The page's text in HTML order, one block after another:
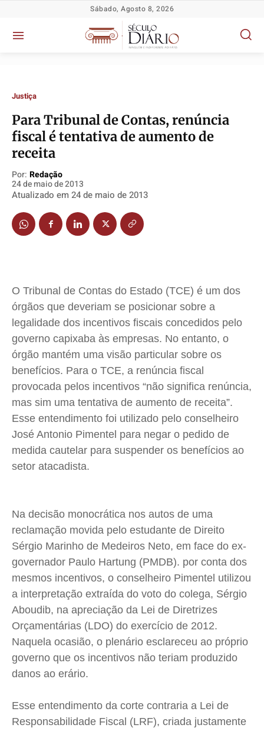
Política
TV Século
Educação
Segurança
Cidades
Direitos
Economia
Cultura
Caetano Roque
Gustavo Bastos
Jr Mignone (in memorian)
Wanda Sily
Quem Somos
Expediente
Contato
Termos de Uso
Privacidade
Política
TV Século
Educação
Segurança
Cidades
Direitos
Economia
Cultura
Caetano Roque
Gustavo Bastos
Jr Mignone (in memorian)
Wanda Sily
Quem Somos
Expediente
Contato
Termos de Uso
Privacidade
Política
TV Século
Educação
Segurança
Cidades
Direitos
Economia
Cultura
Caetano Roque
Gustavo Bastos
Jr Mignone (in memorian)
Wanda Sily
Quem Somos
Expediente
Contato
Termos de Uso
Privacidade
Política
TV Século
Educação
Segurança
Cidades
Direitos
Economia
Cultura
Caetano Roque
Gustavo Bastos
Jr Mignone (in memorian)
Wanda Sily
Quem Somos
Expediente
Contato
Termos de Uso
Privacidade
Sábado, Agosto 8, 2026
Justiça
Para Tribunal de Contas, renúncia
fiscal é tentativa de aumento de
receita
Por: Redação
24 de maio de 2013
Atualizado em 24 de maio de 2013
O Tribunal de Contas do Estado (TCE) é um dos
órgãos que deveriam se posicionar sobre a
legalidade dos incentivos fiscais concedidos pelo
governo capixaba às empresas. No entanto, o
órgão mantém uma visão particular sobre os
benefícios. Para o TCE, a renúncia fiscal
provocada pelos incentivos “não significa renúncia,
mas sim uma tentativa de aumento de receita”.
Esse entendimento foi utilizado pelo conselheiro
José Antonio Pimentel para negar o pedido de
medida cautelar para suspender os benefícios ao
setor atacadista.
Na decisão monocrática nos autos de uma
reclamação movida pelo estudante de Direito
Sérgio Marinho de Medeiros Neto, em face do ex-
governador Paulo Hartung (PMDB). por conta dos
mesmos incentivos, o conselheiro Pimentel utilizou
a interpretação extraída do voto do colega, Sérgio
Aboudib, na apreciação da Lei de Diretrizes
Orçamentárias (LDO) do exercício de 2012.
Naquela ocasião, o plenário esclareceu ao próprio
governo que os incentivos não teriam produzido
danos ao erário.
Esse entendimento da corte contraria a Lei de
Responsabilidade Fiscal (LRF), criada justamente